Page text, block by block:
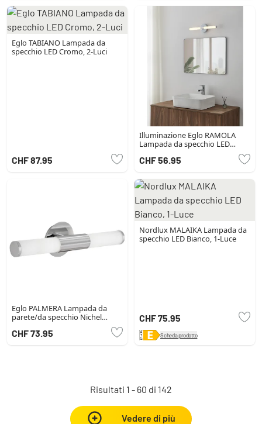
Eglo TABIANO Lampada da
specchio LED Cromo, 2-Luci
CHF 87.95
Illuminazione Eglo RAMOLA
Lampada da specchio LED
CHF 56.95
Eglo PALMERA Lampada da
parete/da specchio Nichel
CHF 73.95
Nordlux MALAIKA Lampada da
specchio LED Bianco, 1-Luce
CHF 75.95
Scheda prodotto
Risultati 1 - 60 di 142
Vedere di più